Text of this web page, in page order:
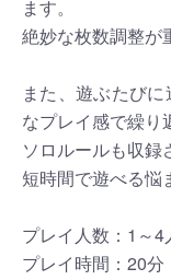
ます。
絶妙な枚数調整が
また、遊ぶたび
なプレイ感で繰り
ソロルールも収録
短時間で遊べる悩
プレイ人数：1～4
プレイ時間：20分